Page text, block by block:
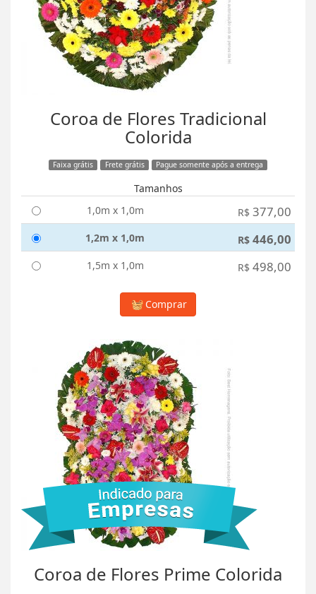
Coroa de Flores Tradicional
Colorida
Faixa grátis Frete grátis Pague somente após a entrega
Tamanhos
1,0m x 1,0m
R$ 377,00
1,2m x 1,0m R$ 446,00
1,5m x 1,0m R$ 498,00
Comprar
Coroa de Flores Prime Colorida